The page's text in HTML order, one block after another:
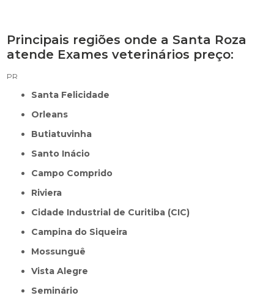
Principais regiões onde a Santa Roza
atende Exames veterinários preço:
PR
Santa Felicidade
Orleans
Butiatuvinha
Santo Inácio
Campo Comprido
Riviera
Cidade Industrial de Curitiba (CIC)
Campina do Siqueira
Mossunguê
Vista Alegre
Seminário